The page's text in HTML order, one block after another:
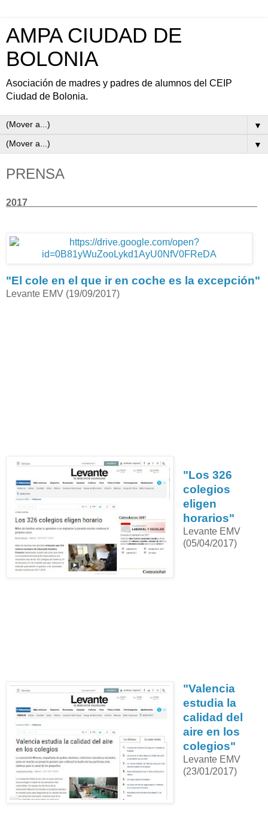
AMPA CIUDAD DE
BOLONIA
Asociación de madres y padres de alumnos del CEIP
Ciudad de Bolonia.
▼
▼
PRENSA
2017
"El cole en el que ir en coche es la excepción"
Levante EMV (19/09/2017)
"Los 326
colegios
eligen
horarios"
Levante EMV
(05/04/2017)
"Valencia
estudia la
calidad del
aire en los
colegios"
Levante EMV
(23/01/2017)